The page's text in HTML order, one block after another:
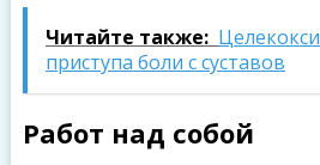
Читайте также:
приступа боли с суставов
Работ над собой